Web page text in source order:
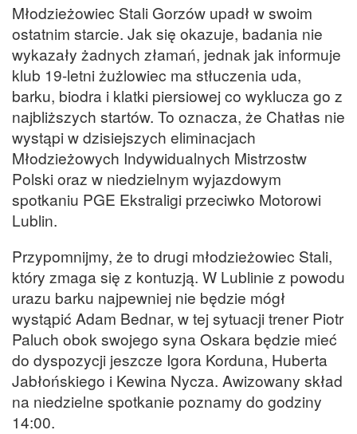
Młodzieżowiec Stali Gorzów upadł w swoim
ostatnim starcie. Jak się okazuje, badania nie
wykazały żadnych złamań, jednak jak informuje
klub 19-letni żużlowiec ma stłuczenia uda,
barku, biodra i klatki piersiowej co wyklucza go z
najbliższych startów. To oznacza, że Chatłas nie
wystąpi w dzisiejszych eliminacjach
Młodzieżowych Indywidualnych Mistrzostw
Polski oraz w niedzielnym wyjazdowym
spotkaniu PGE Ekstraligi przeciwko Motorowi
Lublin.
Przypomnijmy, że to drugi młodzieżowiec Stali,
który zmaga się z kontuzją. W Lublinie z powodu
urazu barku najpewniej nie będzie mógł
wystąpić Adam Bednar, w tej sytuacji trener Piotr
Paluch obok swojego syna Oskara będzie mieć
do dyspozycji jeszcze Igora Korduna, Huberta
Jabłońskiego i Kewina Nycza. Awizowany skład
na niedzielne spotkanie poznamy do godziny
14:00.